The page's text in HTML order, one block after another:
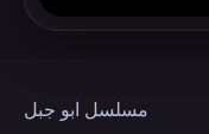
مسلسل ابو جبل